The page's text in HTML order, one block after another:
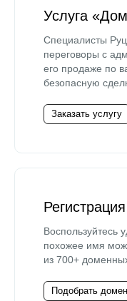
Услуга
Специалисты
переговоры с
его продаже по
безопасную
Заказать услугу
похожее имя
из 700+
Подобрать домен